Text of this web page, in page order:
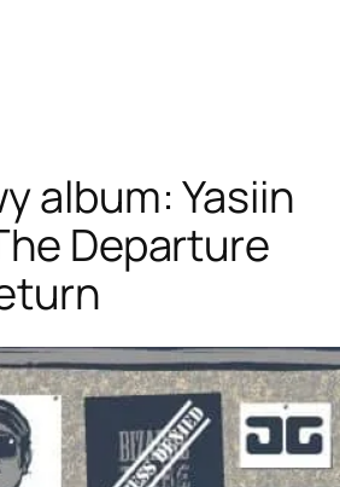
album: Yasiin
Departure